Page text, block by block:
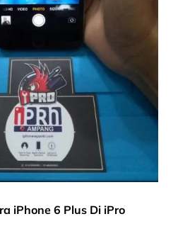
iPhone 6 Plus Di iPro